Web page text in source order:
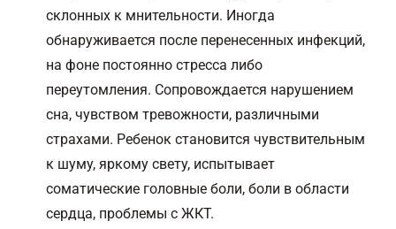
склонных к мнительности. Иногда
обнаруживается после перенесенных инфекций,
на фоне постоянно стресса либо
переутомления. Сопровождается нарушением
сна, чувством тревожности, различными
страхами. Ребенок становится чувствительным
к шуму, яркому свету, испытывает
соматические головные боли, боли в области
сердца, проблемы с ЖКТ.